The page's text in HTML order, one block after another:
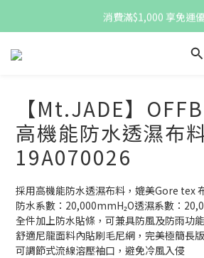
註冊新會員，即贈$100購
消費滿$1,000 享免運
註冊新會員，即贈$100
【Mt.JADE】
高機能防水透濕布
19A070026
採用高機能防水透濕布料，媲美Gore tex
防水系數：20,000mmH₂O透濕系數：
全件加上防水貼條，可兼具防風及防雨功能
舒適尼龍面料內貼刷毛尼網，完美極簡長
可調節式流線溶壓袖口，避免冷風入侵